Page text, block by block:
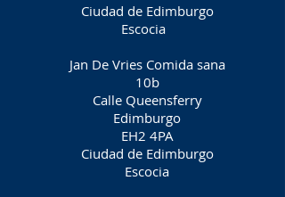
Ciudad de Edimburgo
Escocia
Jan De Vries Comida sana
10b
Calle Queensferry
Edimburgo
EH2 4PA
Ciudad de Edimburgo
Escocia